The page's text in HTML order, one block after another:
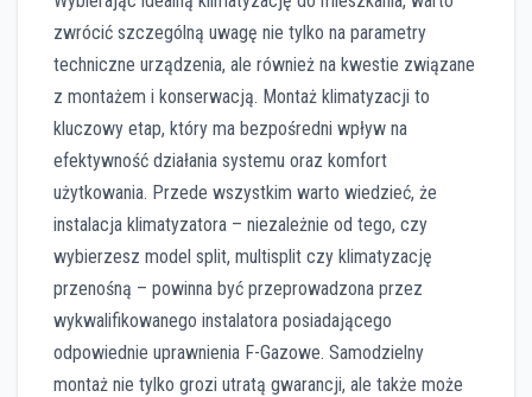
zwrócić szczególną uwagę nie tylko na parametry
techniczne urządzenia, ale również na kwestie związane
z montażem i konserwacją. Montaż klimatyzacji to
kluczowy etap, który ma bezpośredni wpływ na
efektywność działania systemu oraz komfort
użytkowania. Przede wszystkim warto wiedzieć, że
instalacja klimatyzatora – niezależnie od tego, czy
wybierzesz model split, multisplit czy klimatyzację
przenośną – powinna być przeprowadzona przez
wykwalifikowanego instalatora posiadającego
odpowiednie uprawnienia F-Gazowe. Samodzielny
montaż nie tylko grozi utratą gwarancji, ale także może